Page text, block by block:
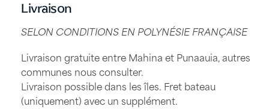
Livraison
SELON CONDITIONS EN POLYNÉSIE FRANÇAISE
Livraison gratuite entre Mahina et Punaauia, autres
communes nous consulter.
Livraison possible dans les îles. Fret bateau
(uniquement) avec un supplément.